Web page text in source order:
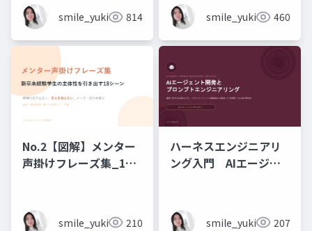
smile_yukiko_it814 smile_yukiko_it460
No.2【図解】メンター
声掛けフレーズ集_18
smile_yukiko_it210
ハーネスエンジニアリ
ング入門 AIエージェ
smile_yukiko_it207